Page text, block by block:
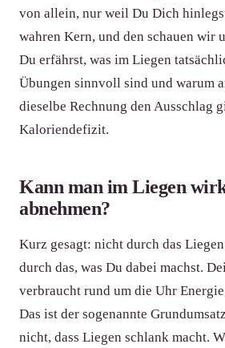
von allein, nur weil Du Dich
wahren Kern, und den schauen wir
Du erfährst, was im Liegen
Übungen sinnvoll sind und warum
dieselbe Rechnung den Ausschlag
Kaloriendefizit.
Kann man im Liegen
abnehmen?
Kurz gesagt: nicht durch das
durch das, was Du dabei machst.
verbraucht rund um die Uhr
Das ist der sogenannte
nicht, dass Liegen schlank macht.